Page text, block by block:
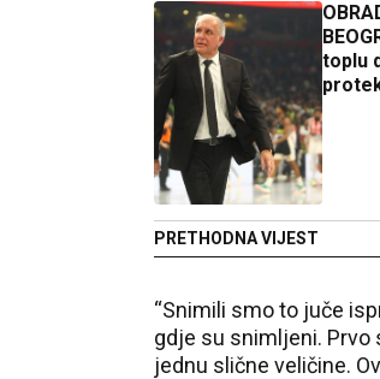
toplu
PRETHODNA VIJEST
“Snimili smo to juče
gdje su snimljeni. Prvo
jednu slične veličine.